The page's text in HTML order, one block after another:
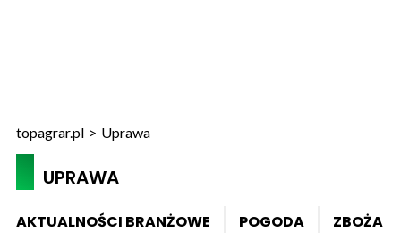
topagrar.pl > Uprawa
UPRAWA
AKTUALNOŚCI BRANŻOWE POGODA ZBOŻA